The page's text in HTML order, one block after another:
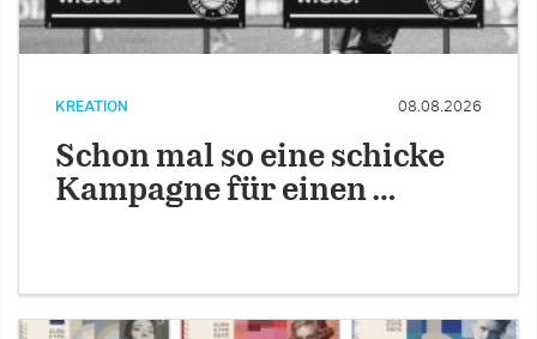
KREATION 08.08.2026
Schon mal so eine schicke
Kampagne für einen …